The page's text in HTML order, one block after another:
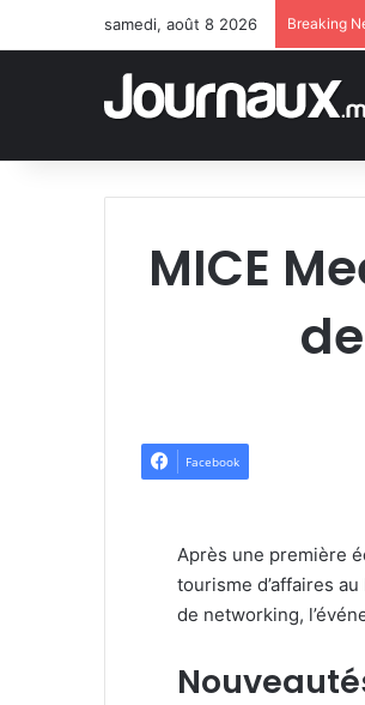
samedi, août 8 2026 Breaking
MICE
Facebook
Après une première
tourisme d’affaires
de networking,